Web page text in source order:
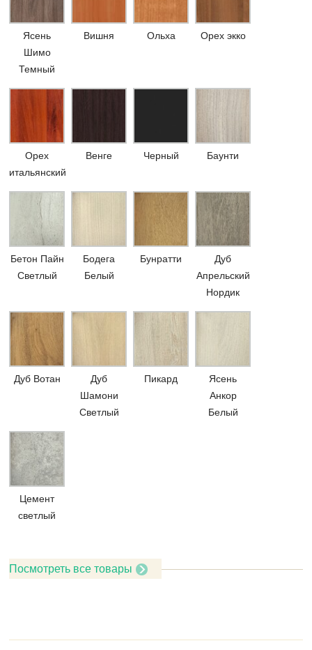
Ясень
Шимо
Темный
Вишня Ольха Орех экко
Орех
итальянский
Венге Черный Баунти
Бетон Пайн
Светлый
Бодега
Белый
Бунратти
Дуб
Апрельский
Нордик
Дуб Вотан
Дуб
Шамони
Светлый
Пикард
Ясень
Анкор
Белый
Цемент
светлый
Посмотреть все товары